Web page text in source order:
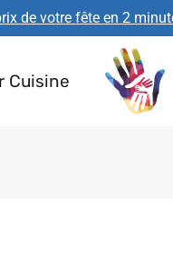
de votre fête en 2
Cuisine